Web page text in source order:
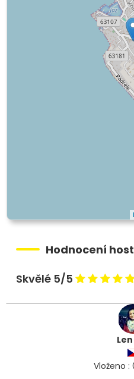
Hodnocení
Skvělé 5/5
Vloženo :